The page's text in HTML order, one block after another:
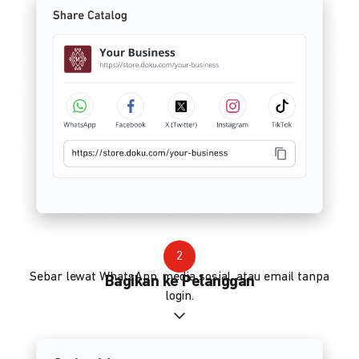
2
Bagikan ke Pelanggan
Sebar lewat WhatsApp, media sosial, atau email tanpa
login.